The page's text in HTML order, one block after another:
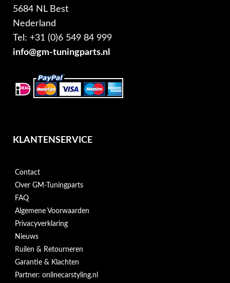
5684 NL Best
Nederland
Tel: +31 (0)6 549 84 999
info@gm-tuningparts.nl
KLANTENSERVICE
Contact
Over GM-Tuningparts
FAQ
Algemene Voorwaarden
Privacyverklaring
Nieuws
Ruilen & Retourneren
Garantie & Klachten
Partner: onlinecarstyling.nl